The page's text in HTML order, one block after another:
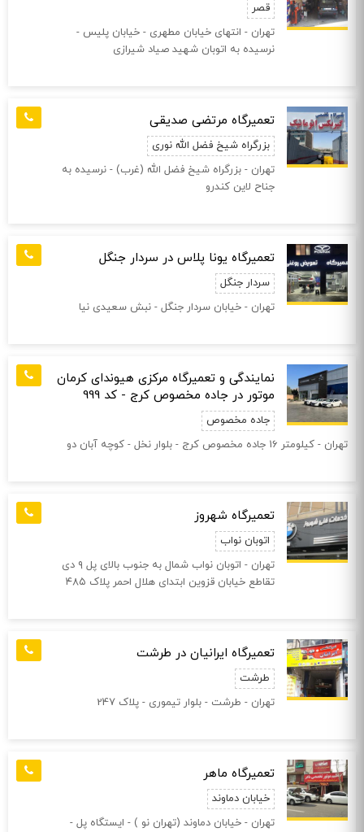
قصر
تهران - انتهای خیابان مطهری - خیابان پلیس -
نرسیده به اتوبان شهید صیاد شیرازی
تعمیرگاه مرتضی صدیقی
بزرگراه شیخ فضل الله نوری
تهران - بزرگراه شیخ فضل الله (غرب) - نرسیده به
جناح لاین کندرو
تعمیرگاه یونا پلاس در سردار جنگل
سردار جنگل
تهران - خیابان سردار جنگل - نبش سعیدی نیا
نمایندگی و تعمیرگاه مرکزی هیوندای کرمان
موتور در جاده مخصوص کرج - کد 999
جاده مخصوص
تهران - کیلومتر 16 جاده مخصوص کرج - بلوار نخل - کوچه آبان دو
تعمیرگاه شهروز
اتوبان نواب
تهران - اتوبان نواب شمال به جنوب بالای پل ۹ دی
تقاطع خیابان قزوین ابتدای هلال احمر پلاک ۴۸۵
تعمیرگاه ایرانیان در طرشت
طرشت
تهران - طرشت‌ - بلوار تیموری - پلاک 247
تعمیرگاه ماهر
خیابان دماوند
تهران - خیابان دماوند (تهران نو ) - ایستگاه پل -